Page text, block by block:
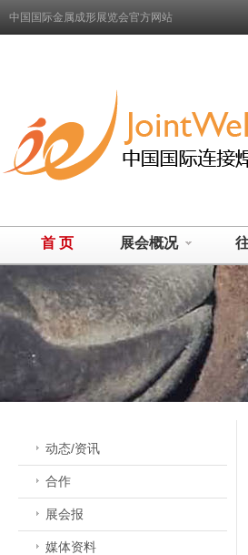
中国国际金属成形展览会官方网站
首 页 展会概况
动态/资讯
合作
展会报
媒体资料